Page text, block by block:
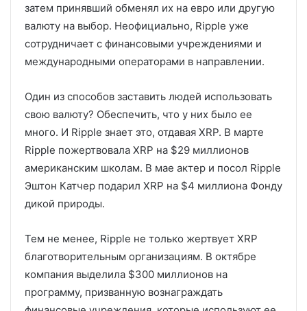
затем принявший обменял их на евро или другую
валюту на выбор. Неофициально, Ripple уже
сотрудничает с финансовыми учреждениями и
международными операторами в направлении.
Один из способов заставить людей использовать
свою валюту? Обеспечить, что у них было ее
много. И Ripple знает это, отдавая XRP. В марте
Ripple пожертвовала XRP на $29 миллионов
американским школам. В мае актер и посол Ripple
Эштон Катчер подарил XRP на $4 миллиона Фонду
дикой природы.
Тем не менее, Ripple не только жертвует XRP
благотворительным организациям. В октябре
компания выделила $300 миллионов на
программу, призванную вознаграждать